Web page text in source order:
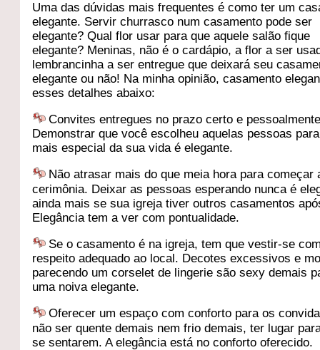
Uma das dúvidas mais frequentes é como ter um
elegante. Servir churrasco num casamento pode ser
elegante? Qual flor usar para que aquele salão fique
elegante? Meninas, não é o cardápio, a flor a ser
lembrancinha a ser entregue que deixará seu
elegante ou não! Na minha opinião, casamento
esses detalhes abaixo:
Convites entregues no prazo certo e
Demonstrar que você escolheu aquelas pessoas
mais especial da sua vida é elegante.
Não atrasar mais do que meia hora para começar
cerimônia. Deixar as pessoas esperando nunca é
ainda mais se sua igreja tiver outros casamentos
Elegância tem a ver com pontualidade.
Se o casamento é na igreja, tem que vestir-se
respeito adequado ao local. Decotes excessivos e
parecendo um corselet de lingerie são sexy demais
uma noiva elegante.
Oferecer um espaço com conforto para os
não ser quente demais nem frio demais, ter lugar
se sentarem. A elegância está no conforto oferecido.